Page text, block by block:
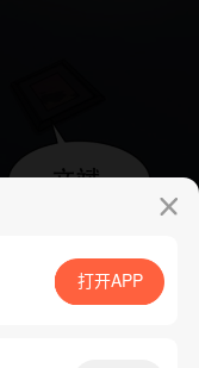
App免费看
打开APP